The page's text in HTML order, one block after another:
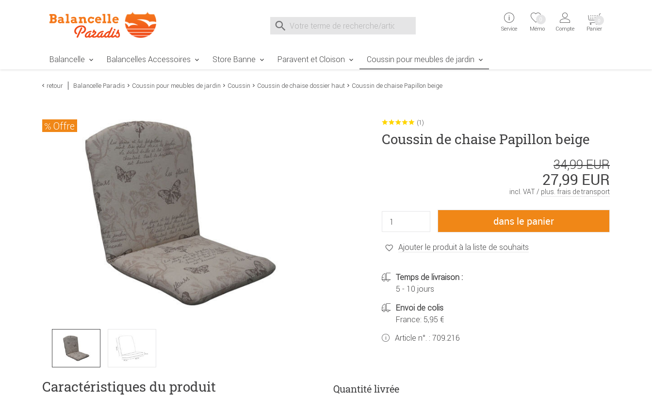
Suche nach
Service Mémo
0
Compte Panier
0
Balancelle Balancelles Accessoires Store Banne Paravent et Cloison Coussin pour meubles de jardin
retour Balancelle Paradis Coussin pour meubles de jardin Coussin Coussin de chaise dossier haut Coussin de chaise Papillon beige
Offre (1)
Coussin de chaise Papillon beige
34,99 EUR
27,99 EUR
incl. VAT / plus. frais de transport
Ajouter le produit à la liste de souhaits
Temps de livraison :
5 - 10 jours
Envoi de colis
France: 5,95 €
Article n°. : 709.216
Caractéristiques du produit Quantité livrée